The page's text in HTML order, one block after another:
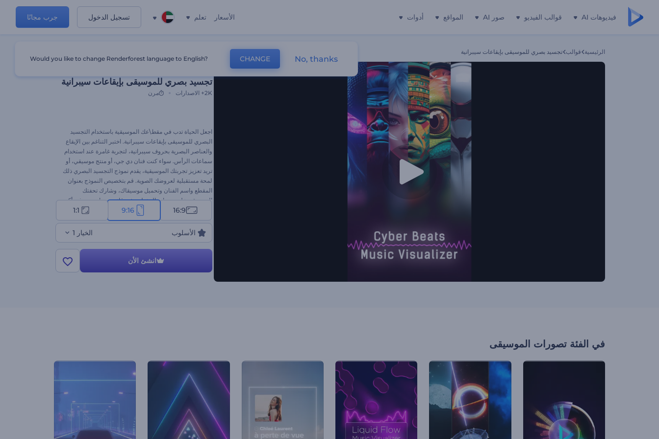
فيديوهات AI قوالب الفيديو صور AI المواقع أدوات الأسعار تعلم تسجيل الدخول جرب مجانًا
الرئيسية قوالب تجسيد بصري للموسيقى بإيقاعات سيبرانية
تجسيد بصري للموسيقى بإيقاعات سيبرانية
2K+ الاصدارات مرن
اجعل الحياة تدب في مقط\عك الموسيقية باستخدام التجسيد
البصري للموسيقى بإيقاعات سيبرانية. اختبر التناغم بين الإيقاع
والعناصر البصرية بحروف سيبرانية، لتجربة غامرة عند استخدام
سماعات الرأس. سواء كنت فنان دي جي، أو منتج موسيقي، أو
تريد تعزيز تجربتك الموسيقية، يقدم نموذج التجسيد البصري ذلك
لمحة مستقبلية لعروضك الصوية. قم بتخصيص النموذج بعنوان
المقطع واسم الفنان وتحميل موسيقاك، وشارك تحفتك
الموسيقية على منصات البث لتجتذب قاعدة جماهيرية وفية أكبر.
جرب هذا النموذج الآن!
16:9
9:16
1:1
الأسلوب الخيار 1
انشئ الأن
في الفئة تصورات الموسيقى
Would you like to change Renderforest language to English? CHANGE No, thanks